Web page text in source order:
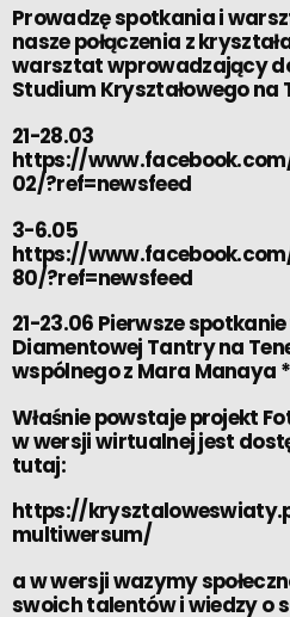
Prowadzę spotkania i
nasze połączenia z
warsztat wprowadzający
Studium Kryształowego na
21-28.03
https://www.facebook.com/
02/?ref=newsfeed
3-6.05
https://
80/?ref=newsfeed
21-23.06 Pierwsze
Diamentowej Tantry na
wspólnego z Mara Manaya *
Właśnie powstaje projekt
w wersji wirtualnej jest
tutaj:
https://
multiwersum/
a w wersji wazymy
swoich talentów i wiedzy o